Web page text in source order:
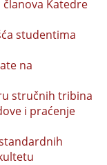
Katedre
studentima
na
stručnih tribina
i praćenje